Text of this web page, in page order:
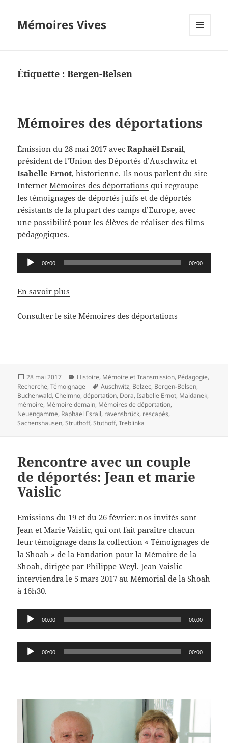
Mémoires Vives
Étiquette :Bergen-Belsen
Mémoires des déportations
Émission du 28 mai 2017 avecRaphaël Esrail,
président de l’Union des Déportés d’Auschwitz et
Isabelle Ernot, historienne. Ils nous parlent du site
InternetMémoires des déportations qui regroupe
les témoignages de déportés juifs et de déportés
résistants de la plupart des camps d’Europe, avec
une possibilité pour les élèves de réaliser des films
pédagogiques.
Lecteur
audio
00:00 00:00
En savoir plus
Consulter le site Mémoires des déportations
Publié
le
28 mai 2017 Catégories
Histoire, Mémoire et Transmission, Pédagogie,
Recherche,Témoignage
Mots-
clés
Auschwitz, Belzec, Bergen-Belsen,
Buchenwald,Chelmno,déportation, Dora,Isabelle Ernot, Maidanek,
mémoire, Mémoire demain, Mémoires de déportation,
Neuengamme, Raphael Esrail, ravensbrück, rescapés,
Sachenshausen,Struthoff,Stuthoff,Treblinka
Rencontre avec un couple
de déportés: Jean et marie
Vaislic
Emissions du 19 et du 26 février: nos invités sont
Jean et Marie Vaislic, qui ont fait paraître chacun
leur témoignage dans la collection « Témoignages de
la Shoah » de la Fondation pour la Mémoire de la
Shoah, dirigée par Philippe Weyl. Jean Vaislic
interviendra le 5 mars 2017 au Mémorial de la Shoah
à 16h30.
Lecteur 00:00 00:00
Lecteur 00:00 00:00